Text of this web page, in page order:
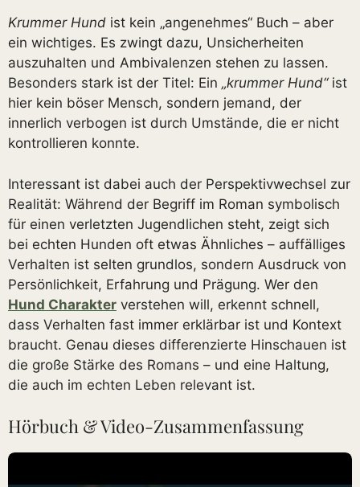
Krummer Hund ist kein „angenehmes“ Buch – aber
ein wichtiges. Es zwingt dazu, Unsicherheiten
auszuhalten und Ambivalenzen stehen zu lassen.
Besonders stark ist der Titel: Ein „krummer Hund“ist
hier kein böser Mensch, sondern jemand, der
innerlich verbogen ist durch Umstände, die er nicht
kontrollieren konnte.
Interessant ist dabei auch der Perspektivwechsel zur
Realität: Während der Begriff im Roman symbolisch
für einen verletzten Jugendlichen steht, zeigt sich
bei echten Hunden oft etwas Ähnliches – auffälliges
Verhalten ist selten grundlos, sondern Ausdruck von
Persönlichkeit, Erfahrung und Prägung. Wer den
Hund Charakter verstehen will, erkennt schnell,
dass Verhalten fast immer erklärbar ist und Kontext
braucht. Genau dieses differenzierte Hinschauen ist
die große Stärke des Romans – und eine Haltung,
die auch im echten Leben relevant ist.
Hörbuch & Video-Zusammenfassung